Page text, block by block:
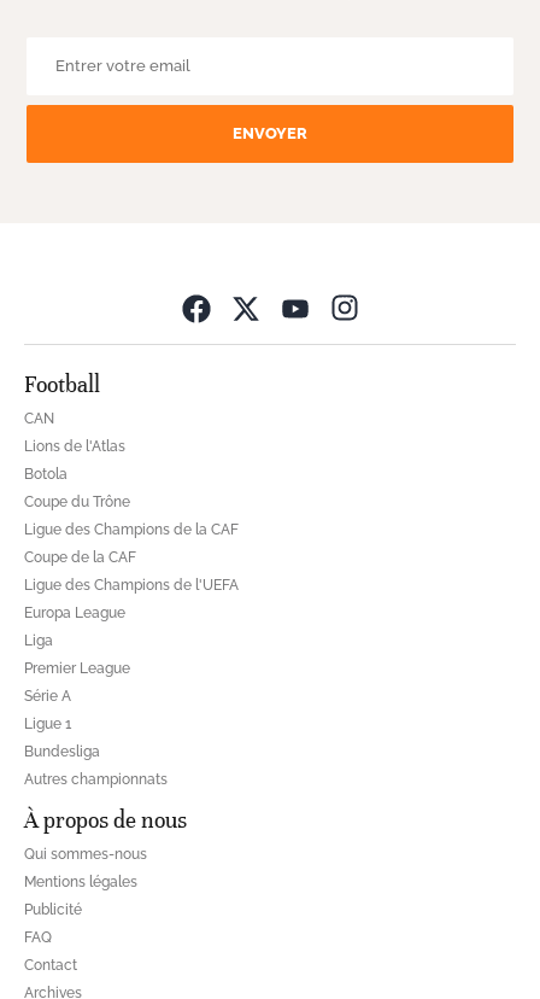
ENVOYER
Football
CAN
Lions de l'Atlas
Botola
Coupe du Trône
Ligue des Champions de la CAF
Coupe de la CAF
Ligue des Champions de l'UEFA
Europa League
Liga
Premier League
Série A
Ligue 1
Bundesliga
Autres championnats
À propos de nous
Qui sommes-nous
Mentions légales
Publicité
FAQ
Contact
Archives